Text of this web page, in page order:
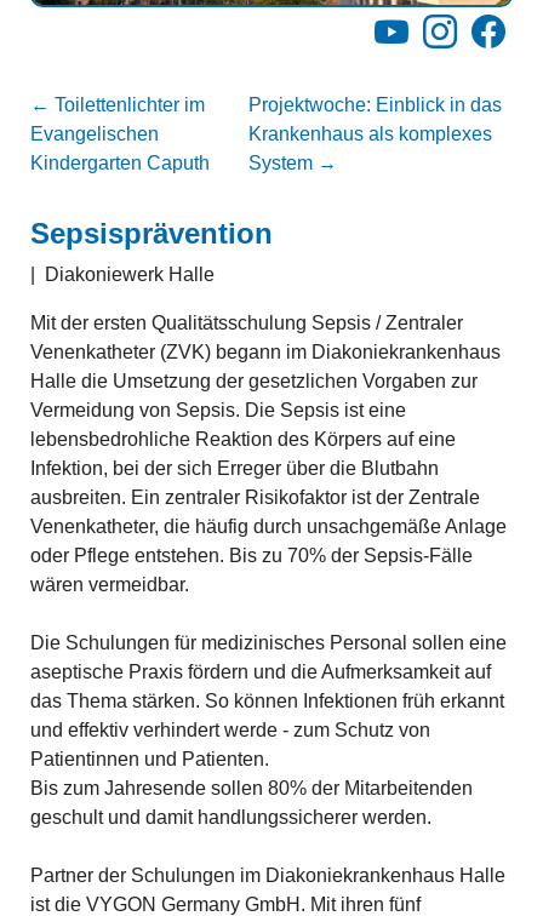
YouTubeInstagram
← Toilettenlichter im
Evangelischen
Kindergarten Caputh
Projektwoche: Einblick in das
Krankenhaus als komplexes
System →
Sepsisprävention
Diakoniewerk Halle
Mit der ersten Qualitätsschulung Sepsis / Zentraler
Venenkatheter (ZVK) begann im Diakoniekrankenhaus
Halle die Umsetzung der gesetzlichen Vorgaben zur
Vermeidung von Sepsis. Die Sepsis ist eine
lebensbedrohliche Reaktion des Körpers auf eine
Infektion, bei der sich Erreger über die Blutbahn
ausbreiten. Ein zentraler Risikofaktor ist der Zentrale
Venenkatheter, die häufig durch unsachgemäße Anlage
oder Pflege entstehen. Bis zu 70% der Sepsis-Fälle
wären vermeidbar.
Die Schulungen für medizinisches Personal sollen eine
aseptische Praxis fördern und die Aufmerksamkeit auf
das Thema stärken. So können Infektionen früh erkannt
und effektiv verhindert werde - zum Schutz von
Patientinnen und Patienten.
Bis zum Jahresende sollen 80% der Mitarbeitenden
geschult und damit handlungssicherer werden.
Partner der Schulungen im Diakoniekrankenhaus Halle
ist die VYGON Germany GmbH. Mit ihren fünf